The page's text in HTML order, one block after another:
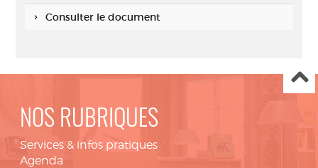
Consulter le document
NOS RUBRIQUES
Services & infos pratiques
Agenda